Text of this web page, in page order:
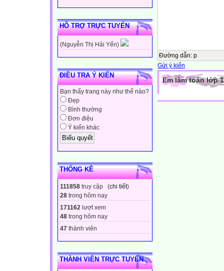
HỖ TRỢ TRỰC TUYẾN
(Nguyễn Thị Hải Yến)
ĐIỀU TRA Ý KIẾN
Bạn thấy trang này như thế nào?
Đẹp
Bình thường
Đơn điệu
Ý kiến khác
THỐNG KÊ
111858 truy cập (chi tiết)
28 trong hôm nay
171162 lượt xem
48 trong hôm nay
47 thành viên
THÀNH VIÊN TRỰC TUYẾN
Đường dẫn: p
Gửi ý kiến
Em làm toán lớp 1